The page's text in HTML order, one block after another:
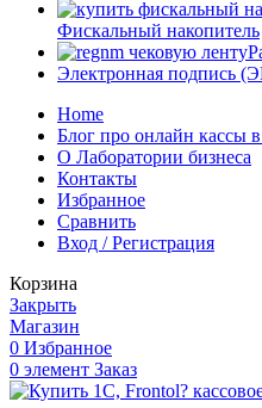
Фискальный накопитель
Электронная подпись
Home
Блог про онлайн кассы
О Лаборатории бизнеса
Контакты
Избранное
Сравнить
Вход / Регистрация
Корзина
Закрыть
Магазин
0 Избранное
0 элемент Заказ